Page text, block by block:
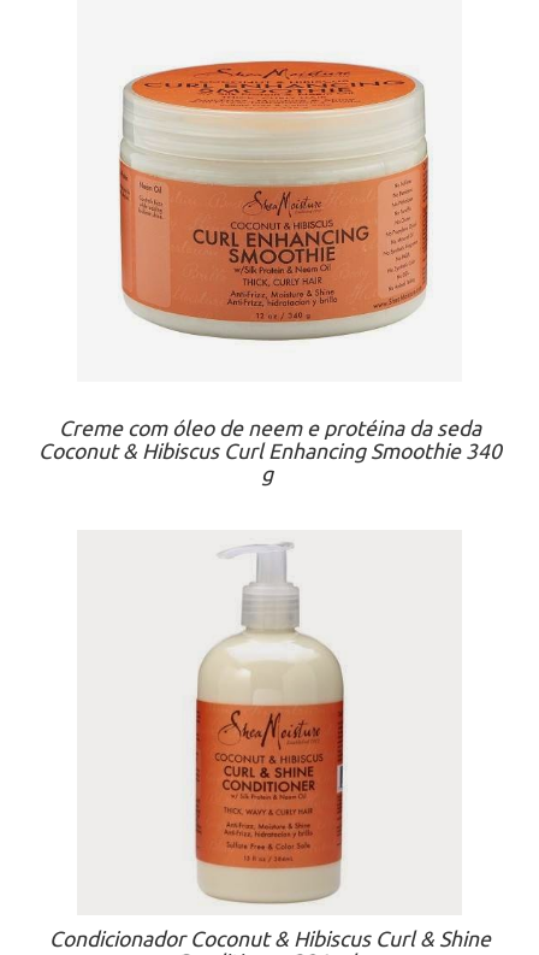
Creme com óleo de neem e protéina da seda
Coconut & Hibiscus Curl Enhancing Smoothie 340
g
Condicionador Coconut & Hibiscus Curl & Shine